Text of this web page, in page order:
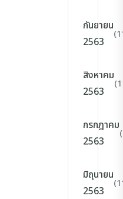
กันยายน
2563
สิงหาคม
2563
กรกฎาคม
2563
มิถุนายน
2563